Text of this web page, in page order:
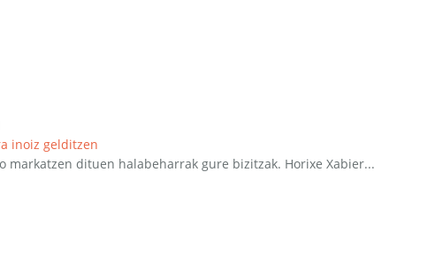
inoiz gelditzen
markatzen dituen halabeharrak gure bizitzak. Horixe Xabier...